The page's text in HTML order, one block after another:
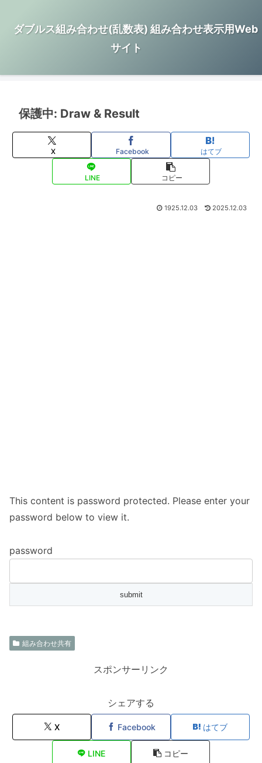
ダブルス組み合わせ(乱数表) 組み合わせ表示用Web
サイト
保護中: Draw & Result
X Facebook はてブ
LINE コピー
1925.12.03 2025.12.03
This content is password protected. Please enter your
password below to view it.
password
組み合わせ共有
スポンサーリンク
シェアする
X Facebook はてブ
LINE コピー